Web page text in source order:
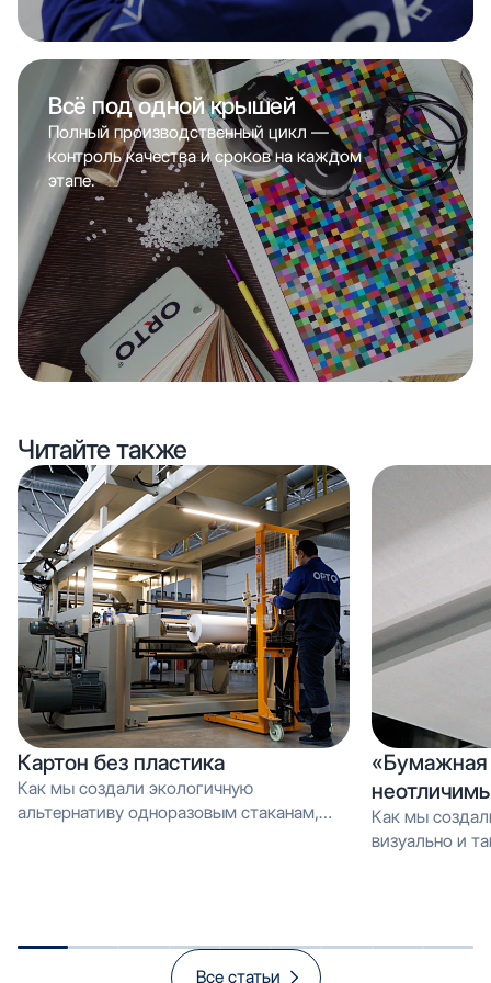
Всё под одной крышей
Полный производственный цикл —
контроль качества и сроков на каждом
этапе.
Читайте также
Картон без пластика
Как мы создали экологичную
альтернативу одноразовым стаканам,
«Бумажная
Как мы
визуально и тактильно неотличимое от
Все статьи